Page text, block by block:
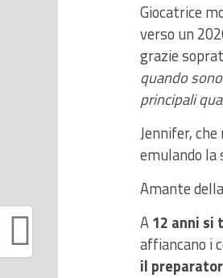
Giocatrice
verso un
grazie
quando
principali
Jennifer,
emulando la
Amante
A12 anni si
affiancano i
il